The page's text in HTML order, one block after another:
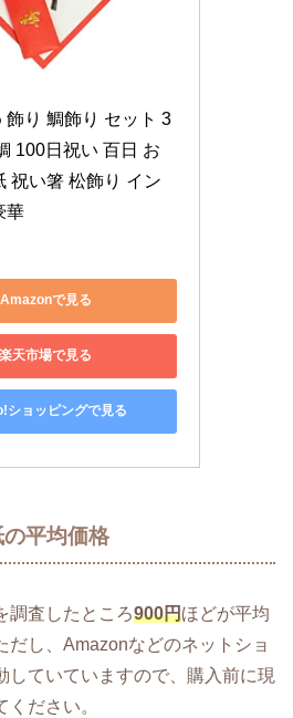
飾り 鯛飾り セット 3
100日祝い 百日 お
祝い箸 松飾り イン
華
Amazonで見る
楽天市場で見る
ショッピングで見る
平均価格
調査したところ900円ほどが平均
だし、Amazonなどのネットショ
していていますので、購入前に現
ださい。